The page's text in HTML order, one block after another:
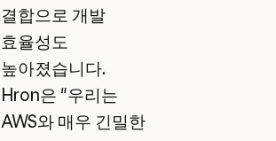
결합으로 개발
효율성도
높아졌습니다.
Hron은 "우리는
AWS와 매우 긴밀한